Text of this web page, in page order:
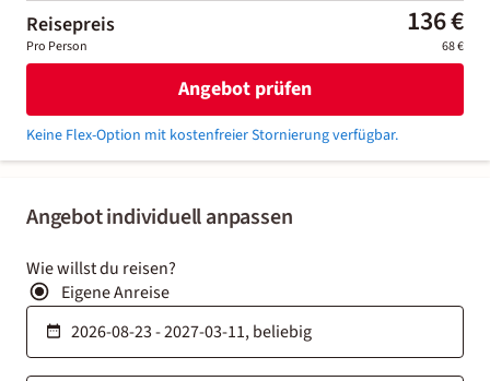
Angebot individuell anpassen
Wie willst du reisen?
Eigene Anreise
Reisepreis 136 €
Pro Person 68 €
Angebot prüfen
Keine Flex-Option mit kostenfreier Stornierung verfügbar.